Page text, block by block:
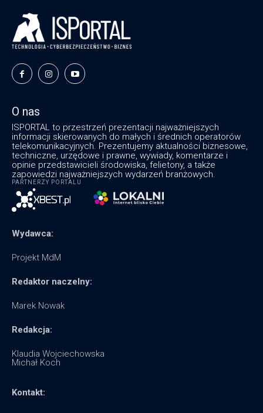
O nas
ISPORTAL to przestrzeń prezentacji najważniejszych
informacji skierowanych do małych i średnich operatorów
telekomunikacyjnych. Prezentujemy aktualności biznesowe,
techniczne, urzędowe i prawne, wywiady, komentarze i
opinie przedstawicieli środowiska, felietony, a także
zapowiedzi najważniejszych wydarzeń branżowych.
PARTNERZY PORTALU
Wydawca:
Projekt MdM
Redaktor naczelny:
Marek Nowak
Redakcja:
Klaudia Wojciechowska
Michał Koch
Kontakt: